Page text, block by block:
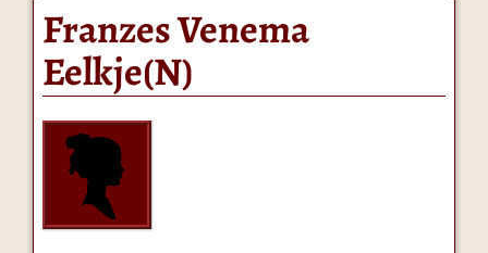
Franzes Venema
Eelkje(N)